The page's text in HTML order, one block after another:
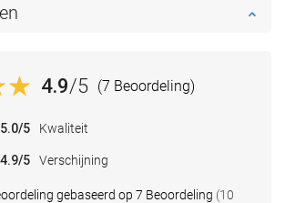
4.9/5 (7 Beoordeling)
gebaseerd op 7 Beoordeling (10
5.0/5 Kwaliteit
4.9/5 Verschijning